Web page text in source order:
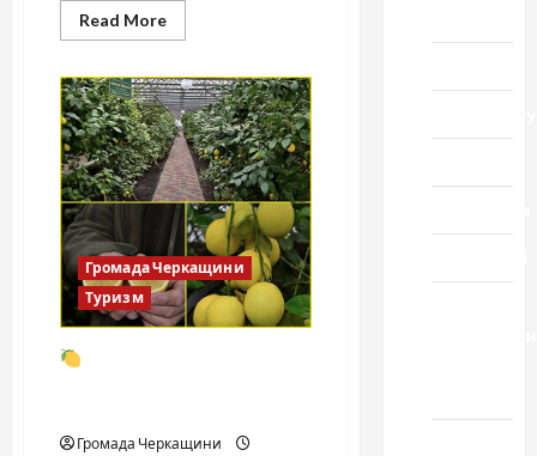
Read MoreRead
more
охоронці
книжкових
скарбів:
бібліотека
Жуаніна
Громада Черкащини
Туризм
Громада Черкащини